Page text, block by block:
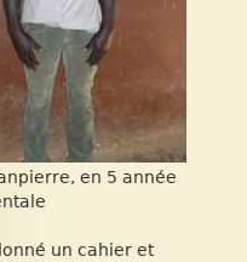
en 5 année
un cahier et